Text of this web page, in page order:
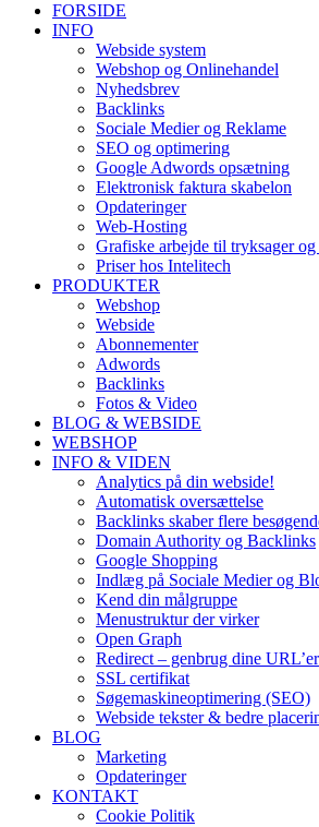
FORSIDE
INFO
Webside system
Webshop og Onlinehandel
Nyhedsbrev
Backlinks
Sociale Medier og Reklame
SEO og optimering
Google Adwords opsætning
Elektronisk faktura skabelon
Opdateringer
Web-Hosting
Grafiske arbejde til tryksager
Priser hos Intelitech
PRODUKTER
Webshop
Webside
Abonnementer
Adwords
Backlinks
Fotos & Video
BLOG & WEBSIDE
WEBSHOP
INFO & VIDEN
Analytics på din webside!
Automatisk oversættelse
Backlinks skaber flere
Domain Authority og Backlinks
Google Shopping
Indlæg på Sociale Medier og
Kend din målgruppe
Menustruktur der virker
Open Graph
Redirect – genbrug dine URL’er
SSL certifikat
Søgemaskineoptimering (SEO)
Webside tekster & bedre
BLOG
Marketing
Opdateringer
KONTAKT
Cookie Politik